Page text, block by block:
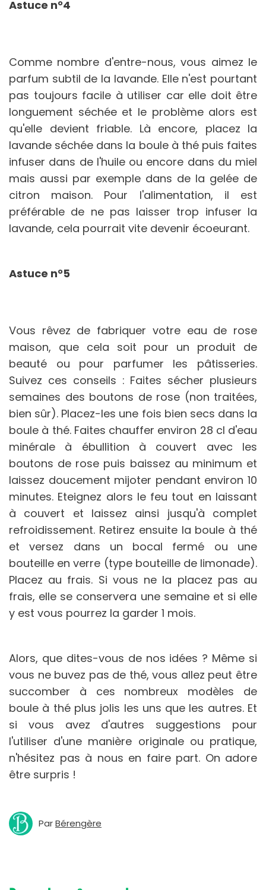
Astuce n°4
Comme nombre d'entre-nous, vous aimez le
parfum subtil de la lavande. Elle n'est pourtant
pas toujours facile à utiliser car elle doit être
longuement séchée et le problème alors est
qu'elle devient friable. Là encore, placez la
lavande séchée dans la boule à thé puis faites
infuser dans de l'huile ou encore dans du miel
mais aussi par exemple dans de la gelée de
citron maison. Pour l'alimentation, il est
préférable de ne pas laisser trop infuser la
lavande, cela pourrait vite devenir écoeurant.
Astuce n°5
Vous rêvez de fabriquer votre eau de rose
maison, que cela soit pour un produit de
beauté ou pour parfumer les pâtisseries.
Suivez ces conseils : Faites sécher plusieurs
semaines des boutons de rose (non traitées,
bien sûr). Placez-les une fois bien secs dans la
boule à thé. Faites chauffer environ 28 cl d'eau
minérale à ébullition à couvert avec les
boutons de rose puis baissez au minimum et
laissez doucement mijoter pendant environ 10
minutes. Eteignez alors le feu tout en laissant
à couvert et laissez ainsi jusqu'à complet
refroidissement. Retirez ensuite la boule à thé
et versez dans un bocal fermé ou une
bouteille en verre (type bouteille de limonade).
Placez au frais. Si vous ne la placez pas au
frais, elle se conservera une semaine et si elle
y est vous pourrez la garder 1 mois.
Alors, que dites-vous de nos idées ? Même si
vous ne buvez pas de thé, vous allez peut être
succomber à ces nombreux modèles de
boule à thé plus jolis les uns que les autres. Et
si vous avez d'autres suggestions pour
l'utiliser d'une manière originale ou pratique,
n'hésitez pas à nous en faire part. On adore
être surpris !
ParBérengère